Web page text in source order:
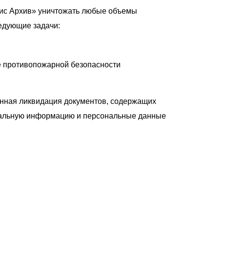
Архив» уничтожать любые объемы
задачи:
безопасности
ликвидация документов, содержащих
информацию и персональные данные